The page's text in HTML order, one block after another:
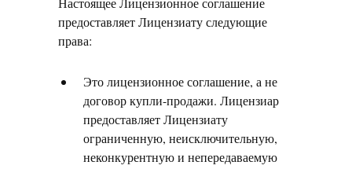
предоставляет Лицензиату следующие
права:
Это лицензионное соглашение, а не
договор купли-продажи. Лицензиар
предоставляет Лицензиату
ограниченную, неисключительную,
неконкурентную и непередаваемую